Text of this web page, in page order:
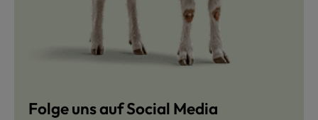
Folge uns auf Social Media